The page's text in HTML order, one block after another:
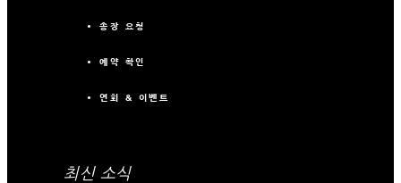
송장 요청
예약 확인
연회 & 이벤트
최신 소식